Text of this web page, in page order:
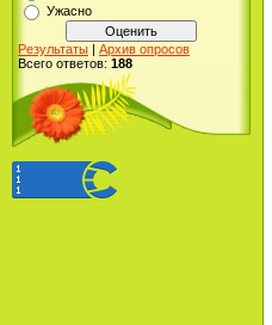
Ужасно
Результаты | Архив опросов
Всего ответов: 188